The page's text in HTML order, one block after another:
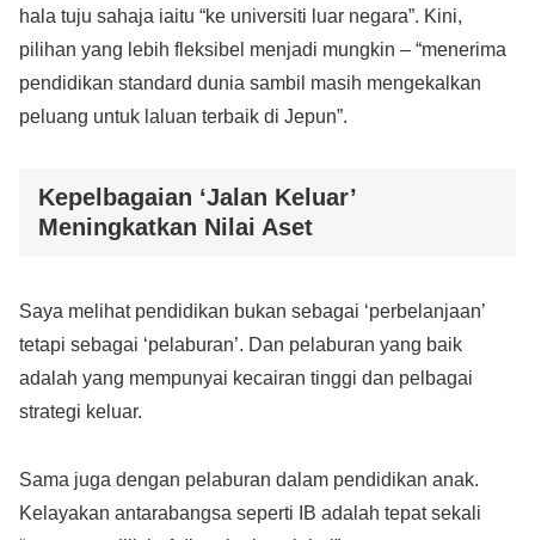
hala tuju sahaja iaitu “ke universiti luar negara”. Kini,
pilihan yang lebih fleksibel menjadi mungkin – “menerima
pendidikan standard dunia sambil masih mengekalkan
peluang untuk laluan terbaik di Jepun”.
Kepelbagaian ‘Jalan Keluar’
Meningkatkan Nilai Aset
Saya melihat pendidikan bukan sebagai ‘perbelanjaan’
tetapi sebagai ‘pelaburan’. Dan pelaburan yang baik
adalah yang mempunyai kecairan tinggi dan pelbagai
strategi keluar.
Sama juga dengan pelaburan dalam pendidikan anak.
Kelayakan antarabangsa seperti IB adalah tepat sekali